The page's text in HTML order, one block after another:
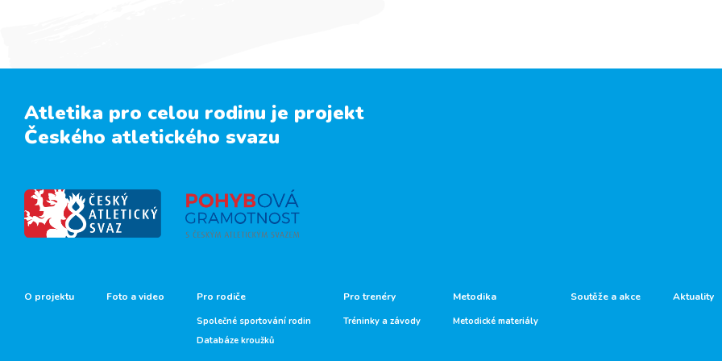
Atletika pro celou rodinu je projekt
Českého atletického svazu
O projektu Foto a video Pro rodiče
Společné sportování rodin
Databáze kroužků
Pro trenéry
Tréninky a závody
Metodika
Metodické materiály
Soutěže a akce Aktuality